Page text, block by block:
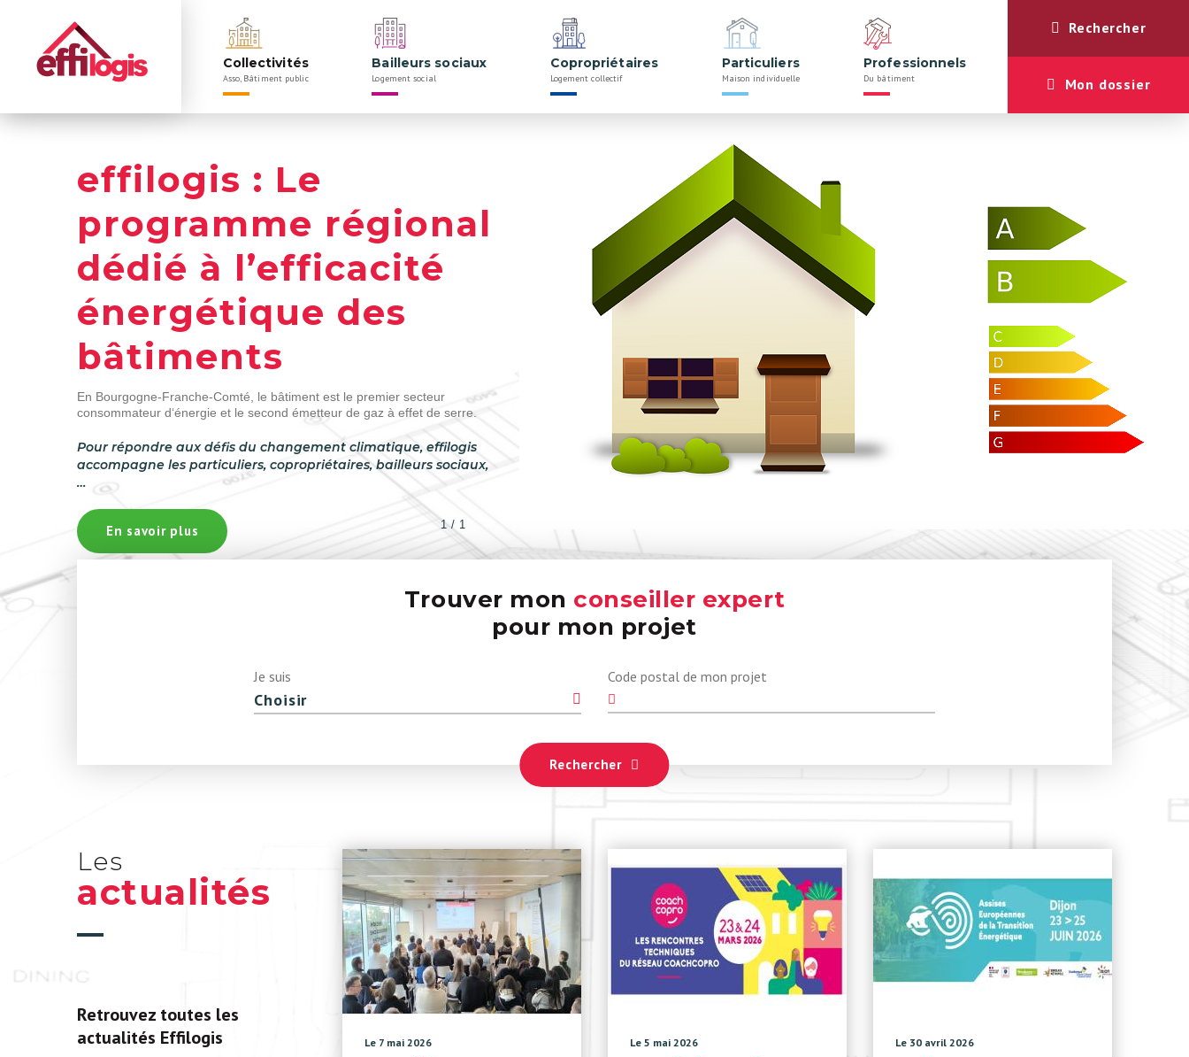
Panneau de gestion des cookies
Navigation
principale
Collectivités
Asso, Bâtiment public
Bailleurs sociaux
Logement social
Copropriétaires
Logement collectif
Particuliers
Maison individuelle
Professionnels
Du bâtiment
Rechercher
Mon dossier
effilogis : Le
programme régional
dédié à l’efficacité
énergétique des
bâtiments
En Bourgogne-Franche-Comté, le bâtiment est le premier secteur
consommateur d‘énergie et le second émetteur de gaz à effet de serre.
Pour répondre aux défis du changement climatique, effilogis
accompagne les particuliers, copropriétaires, bailleurs sociaux,
…
En savoir plus 1 / 1
Trouver mon conseiller expert
pour mon projet
Je suis Code postal de mon projet
Rechercher
Les
actualités
Retrouvez toutes les
actualités Effilogis
Le 7 mai 2026 Le 5 mai 2026 Le 30 avril 2026